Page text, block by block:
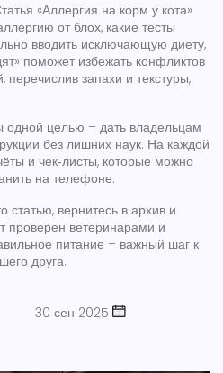
«Аллергия на корм у кота»
от блох, какие тесты
вводить исключающую диету,
поможет избежать конфликтов
запахи и текстуры,
целью – дать владельцам
без лишних наук. На каждой
и чек‑листы, которые можно
на телефоне.
статью, вернитесь в архив и
проверен ветеринарами и
питание – важный шаг к
друга.
30 сен 2025